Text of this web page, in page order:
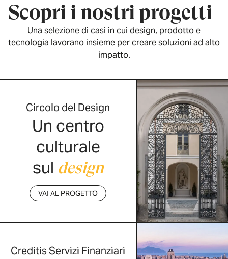
Scopri i nostri progetti
Una selezione di casi in cui design, prodotto e
tecnologia lavorano insieme per creare soluzioni ad alto
impatto.
Circolo del Design
Un centro
culturale
sul design
VAI AL PROGETTO
Creditis Servizi Finanziari